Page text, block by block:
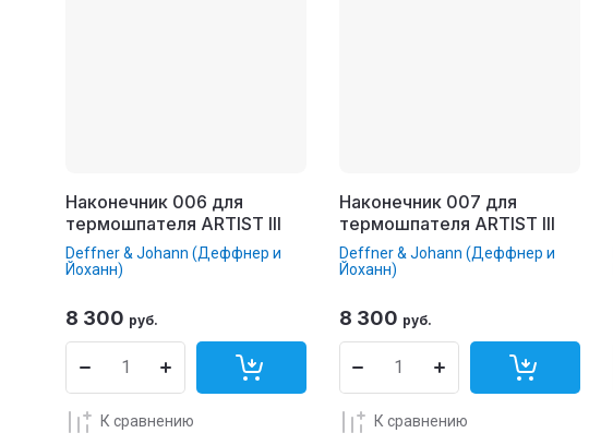
Наконечник 006 для
термошпателя ARTIST III
Deffner & Johann (Деффнер и
Йоханн)
8 300 руб.
К сравнению
Наконечник 007 для
термошпателя ARTIST III
Deffner & Johann (Деффнер и
Йоханн)
8 300 руб.
К сравнению